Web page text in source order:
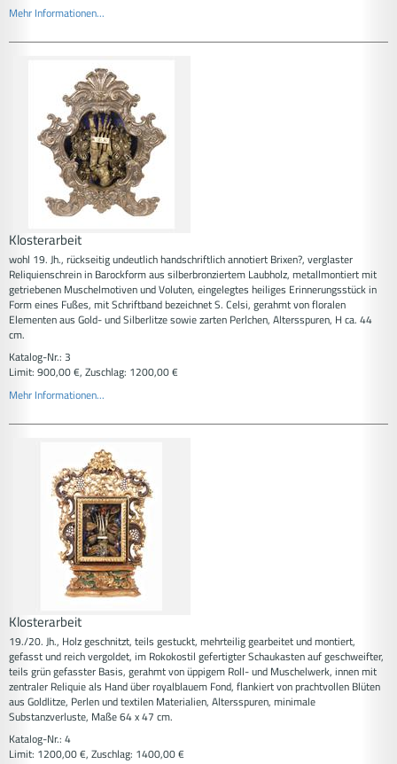
Mehr Informationen...
Klosterarbeit
wohl 19. Jh., rückseitig undeutlich handschriftlich annotiert Brixen?, verglaster
Reliquienschrein in Barockform aus silberbronziertem Laubholz, metallmontiert mit
getriebenen Muschelmotiven und Voluten, eingelegtes heiliges Erinnerungsstück in
Form eines Fußes, mit Schriftband bezeichnet S. Celsi, gerahmt von floralen
Elementen aus Gold- und Silberlitze sowie zarten Perlchen, Altersspuren, H ca. 44
cm.
Katalog-Nr.: 3
Limit: 900,00 €, Zuschlag: 1200,00 €
Mehr Informationen...
Klosterarbeit
19./20. Jh., Holz geschnitzt, teils gestuckt, mehrteilig gearbeitet und montiert,
gefasst und reich vergoldet, im Rokokostil gefertigter Schaukasten auf geschweifter,
teils grün gefasster Basis, gerahmt von üppigem Roll- und Muschelwerk, innen mit
zentraler Reliquie als Hand über royalblauem Fond, flankiert von prachtvollen Blüten
aus Goldlitze, Perlen und textilen Materialien, Altersspuren, minimale
Substanzverluste, Maße 64 x 47 cm.
Katalog-Nr.: 4
Limit: 1200,00 €, Zuschlag: 1400,00 €